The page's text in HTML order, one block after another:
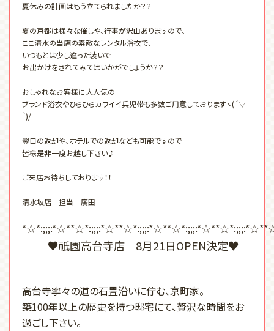
夏休みの計画はもう立てられましたか？？
夏の京都は様々な催しや、行事が沢山ありますので、
ここ清水の当店の素敵なレンタル浴衣で、
いつもとは少し違った装いで
お出かけをされてみてはいかがでしょうか？？
おしゃれなお客様に大人気の
ブランド浴衣やひらひらカワイイ兵児帯も多数ご用意しておりますヽ(´▽
｀)/
翌日の返却や、ホテルでの返却なども可能ですので
皆様是非一度お越し下さい♪
ご来店お待ちしております！！
清水坂店 担当 廣田
♥祇園高台寺店 8月21日OPEN決定♥
高台寺寧々の道の石畳沿いに佇む、京町家。
築100年以上の歴史を持つ邸宅にて、贅沢な時間をお
過ごし下さい。